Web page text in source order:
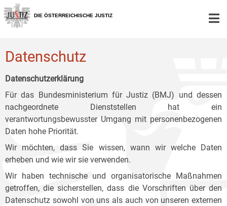
Zur
Hauptnavigation
[1]
Zum
Inhalt
[2]
Zum
Untermenü
[3]
DIE ÖSTERREICHISCHE JUSTIZ
Datenschutz
Datenschutzerklärung
Für das Bundesministerium für Justiz (BMJ) und dessen
nachgeordnete Dienststellen hat ein
verantwortungsbewusster Umgang mit personenbezogenen
Daten hohe Priorität.
Wir möchten, dass Sie wissen, wann wir welche Daten
erheben und wie wir sie verwenden.
Wir haben technische und organisatorische Maßnahmen
getroffen, die sicherstellen, dass die Vorschriften über den
Datenschutz sowohl von uns als auch von unseren externen